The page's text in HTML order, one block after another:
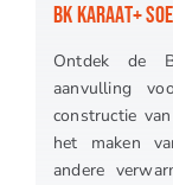
BK KARAAT+
Ontdek de
aanvulling
constructie
het maken
andere